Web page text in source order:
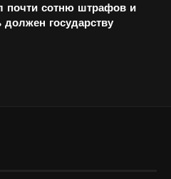
почти сотню штрафов и
должен государству